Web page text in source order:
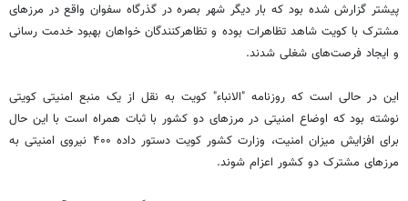
پیشتر گزارش شده بود که بار دیگر شهر بصره در گذرگاه سفوان واقع در مرزهای
مشترک با کویت شاهد تظاهرات بوده و تظاهرکنندگان خواهان بهبود خدمت رسانی
و ایجاد فرصت‌های شغلی شدند.
این در حالی است که روزنامه "الانباء" کویت به نقل از یک منبع امنیتی کویتی
نوشته بود که اوضاع امنیتی در مرزهای دو کشور با ثبات همراه است با این حال
برای افزایش میزان امنیت، وزارت کشور کویت دستور داده ۴۰۰ نیروی امنیتی به
مرزهای مشترک دو کشور اعزام شوند.